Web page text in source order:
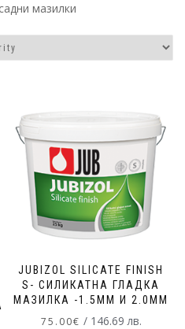
мазилки
JUBIZOL SILICATE FINISH
S- СИЛИКАТНА ГЛАДКА
МАЗИЛКА -1.5MM И 2.0MM
75.00€ / 146.69 лв.